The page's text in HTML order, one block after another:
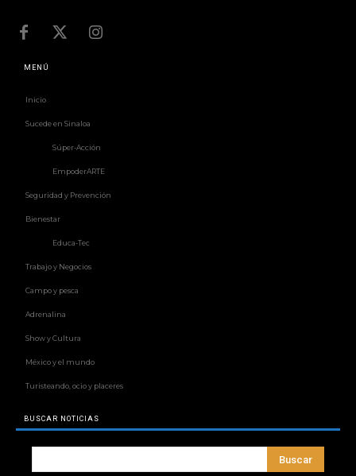
MENÚ
Inicio
Sucede en Sinaloa
Súper-Acción
EmpoderARTE
Seguridad y Prevención
Bienestar
Educa-Tec
Trabajo y Negocios
Campo y pesca
Adrenalina
Show y Cultura
México y el mundo
Turisteando, ocio y placeres
BUSCAR NOTICIAS
Buscar